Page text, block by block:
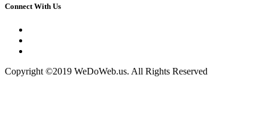
Connect With Us
Copyright ©2019 WeDoWeb.us. All Rights Reserved